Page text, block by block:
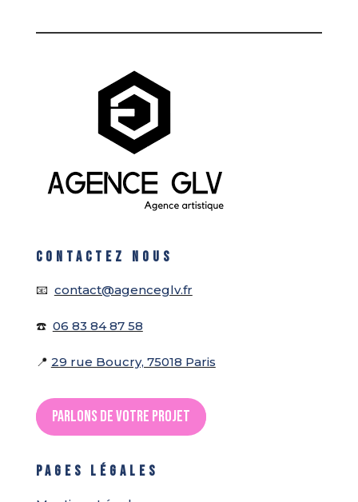
CONTACTEZ NOUS
📧 contact@agenceglv.fr
☎️ 06 83 84 87 58
📍 29 rue Boucry, 75018 Paris
Parlons de votre projet
PAGES LÉGALES